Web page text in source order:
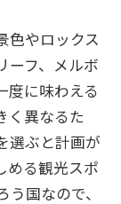
色やロックス
ーフ、メルボ
度に味わえる
く異なるた
選ぶと計画が
める観光スポ
国なので、